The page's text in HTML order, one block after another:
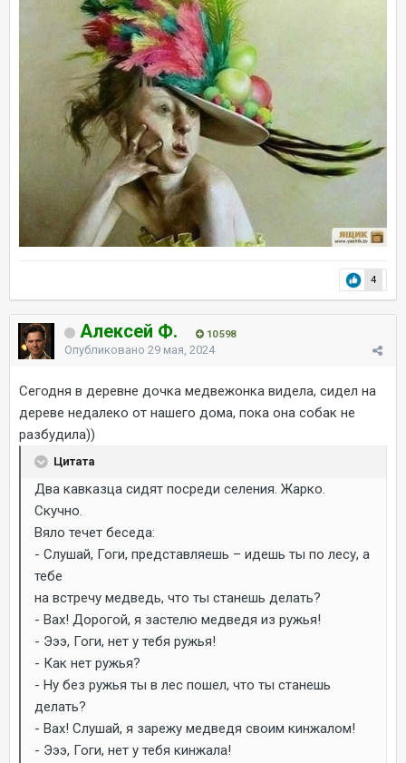
4
Алексей Ф. 10 598
Опубликовано 29 мая, 2024
Сегодня в деревне дочка медвежонка видела, сидел на
дереве недалеко от нашего дома, пока она собак не
разбудила))
Цитата
Два кавказца сидят посреди селения. Жарко.
Скучно.
Вяло течет беседа:
- Слушай, Гоги, представляешь – идешь ты по лесу, а
тебе
на встречу медведь, что ты станешь делать?
- Вах! Дорогой, я застелю медведя из ружья!
- Эээ, Гоги, нет у тебя ружья!
- Как нет ружья?
- Ну без ружья ты в лес пошел, что ты станешь
делать?
- Вах! Слушай, я зарежу медведя своим кинжалом!
- Эээ, Гоги, нет у тебя кинжала!